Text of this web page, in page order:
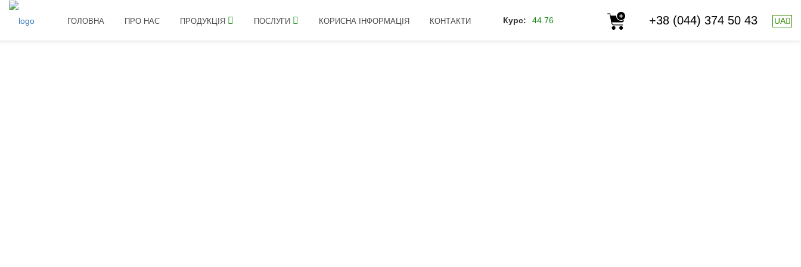
ГОЛОВНА ПРО НАС ПРОДУКЦІЯ ПОСЛУГИ КОРИСНА ІНФОРМАЦІЯ КОНТАКТИ Курс: 44.76 +38 (044) 374 50 43 UA